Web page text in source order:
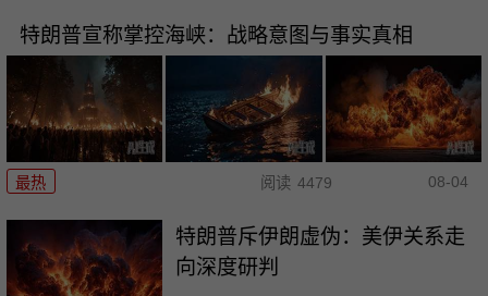
特朗普宣称掌控海峡：战略意图与事实真相
最热 阅读 4479 08-04
特朗普斥伊朗虚伪：美伊关系走
向深度研判